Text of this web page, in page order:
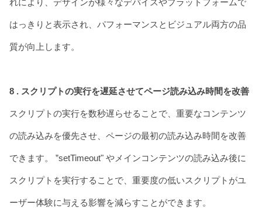
はっきりと表示され、パフォーマンスとビジュアル両方の品
質が向上します。
8 . スクリプトの実行を遅延させてページ読み込み時間を改善
スクリプトの実行を数秒遅らせることで、重要なコンテンツ
の読み込みを優先させ、ページの最初の読み込み時間を改善
できます。 ”setTimeout" やメインコンテンツの読み込み後に
スクリプトを実行することで、重要度の低いスクリプトがユ
ーザー体験に与える影響を減らすことができます。